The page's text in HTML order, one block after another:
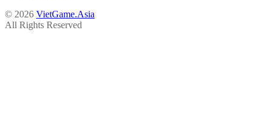
© 2026 VietGame.Asia
All Rights Reserved